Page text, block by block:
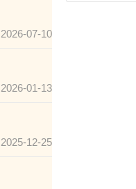
2026-07-10
2026-01-13
2025-12-25